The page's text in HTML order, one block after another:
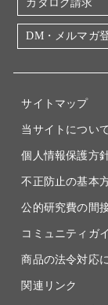
IR情報
電子公告
カタログ請求
DM・メルマガ
サイトマップ
当サイトについて
個人情報保護方
不正防止の基本
公的研究費の間
コミュニティガ
商品の法令対応
関連リンク